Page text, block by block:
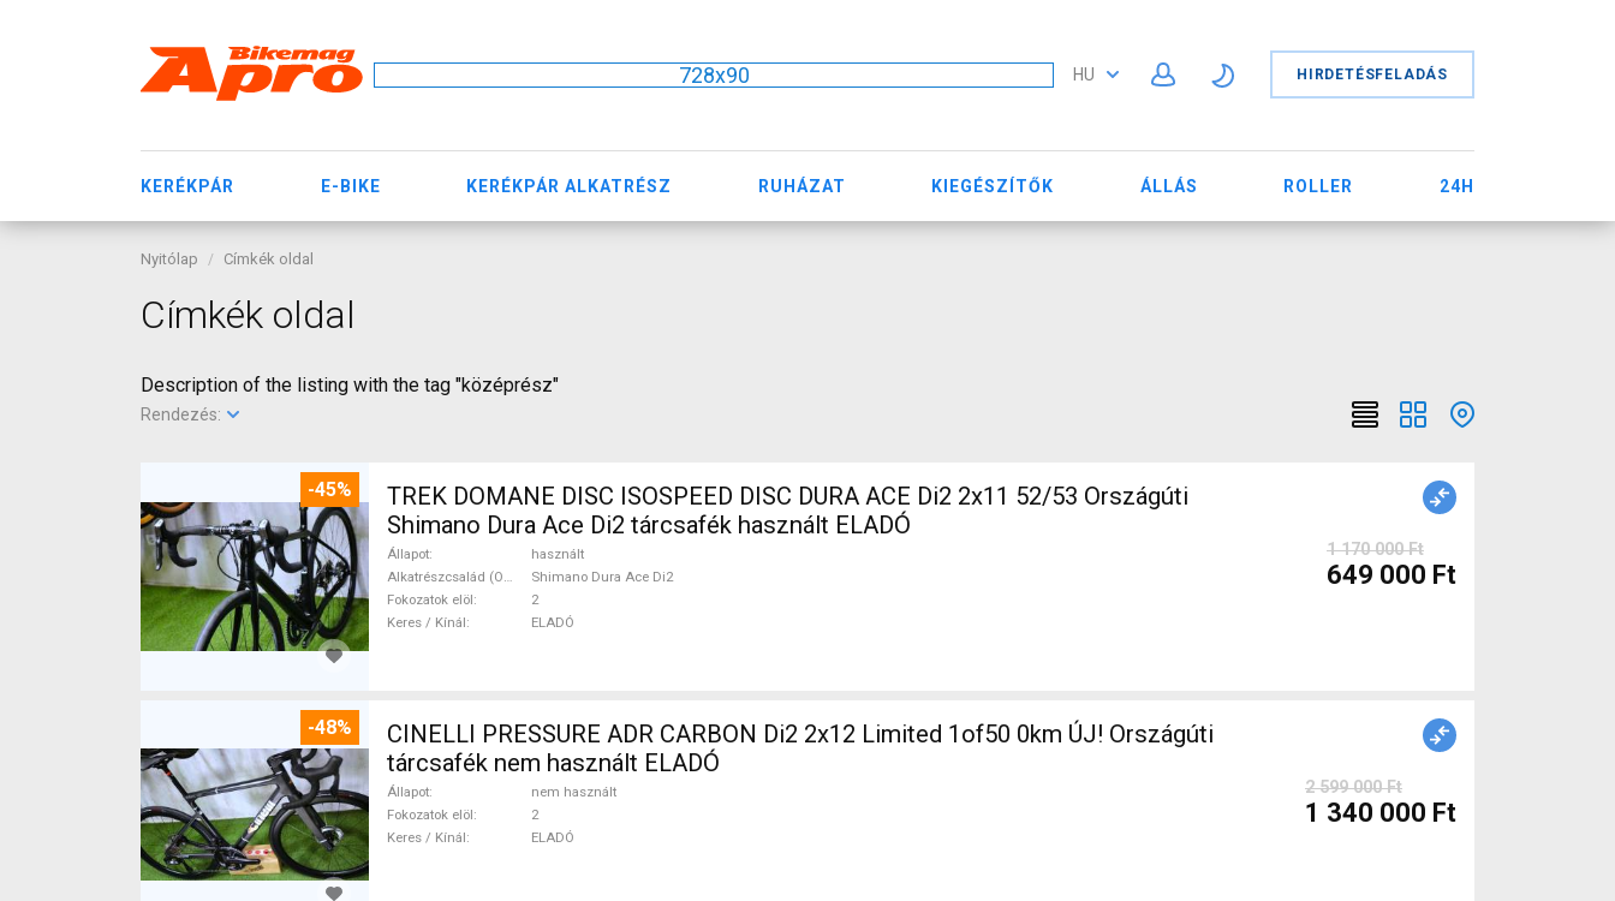
728x90 HU HIRDETÉSFELADÁS
KERÉKPÁR E-BIKE KERÉKPÁR ALKATRÉSZ RUHÁZAT KIEGÉSZÍTŐK ÁLLÁS ROLLER 24H
Nyitólap Címkék oldal
Címkék oldal
Description of the listing with the tag "középrész"
Rendezés:
-45%
TREK DOMANE DISC ISOSPEED DISC DURA ACE Di2 2x11 52/53 Országúti
Shimano Dura Ace Di2 tárcsafék használt ELADÓ
Állapot
használt
Alkatrészcsalád (Outi)
Shimano Dura Ace Di2
Fokozatok elöl
2
Keres / Kínál
ELADÓ
1 170 000 Ft
649 000 Ft
-48%
CINELLI PRESSURE ADR CARBON Di2 2x12 Limited 1of50 0km ÚJ! Országúti
tárcsafék nem használt ELADÓ
Állapot
nem használt
Fokozatok elöl
2
Keres / Kínál
ELADÓ
2 599 000 Ft
1 340 000 Ft